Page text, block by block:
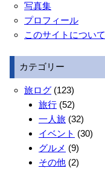
写真集
プロフィール
このサイトについて
カテゴリー
旅ログ (123)
旅行 (52)
一人旅 (32)
イベント (30)
グルメ (9)
その他 (2)